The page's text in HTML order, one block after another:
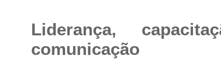
Liderança,
comunicação